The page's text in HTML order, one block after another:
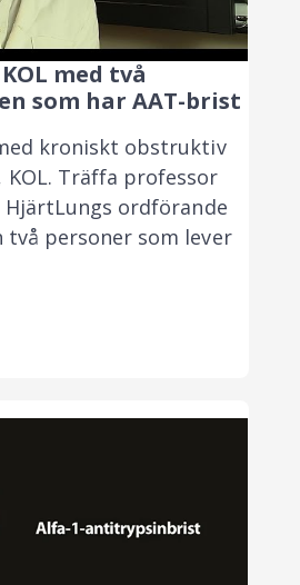
med två
som har AAT-brist
kroniskt obstruktiv
KOL. Träffa professor
HjärtLungs ordförande
två personer som lever